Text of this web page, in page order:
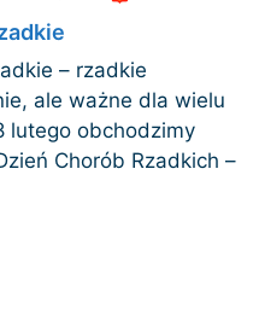
– rzadkie
ale ważne dla wielu
lutego obchodzimy
Chorób Rzadkich –